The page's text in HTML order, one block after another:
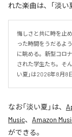
れた楽曲は、「淡い
悔しさと共に時を止
った時間をうだるよ
に眺める。新型コロ
された学生たち。そ
い夏」は2026年8月8
なお「淡い夏 」は、
Music、 Amazon
ができる。